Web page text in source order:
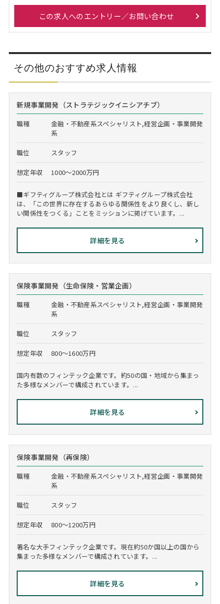
この求人へのエントリー／お問い合わせ
その他のおすすめ求人情報
新規事業開発（ストラテジックイニシアチブ）
職種
金融・不動産系スペシャリスト,経営企画・事業開発
系
職位 スタッフ
想定年収 1000～2000万円
■ギフティグループ株式会社とは ギフティグループ株式会社
は、「この世界に存在するあらゆる関係性をより良くし、新し
い関係性をつくる」ことをミッションに掲げています。...
詳細を見る
保険事業開発（生命保険・営業企画）
職種
金融・不動産系スペシャリスト,経営企画・事業開発
系
職位 スタッフ
想定年収 800～1600万円
国内有数のフィンテック企業です。約50の国・地域から集まっ
た多様なメンバーで構成されています。...
詳細を見る
保険事業開発（再保険）
職種
金融・不動産系スペシャリスト,経営企画・事業開発
系
職位 スタッフ
想定年収 800～1200万円
著名な大手フィンテック企業です。現在約50か国以上の国から
集まった多様なメンバーで構成されています。...
詳細を見る